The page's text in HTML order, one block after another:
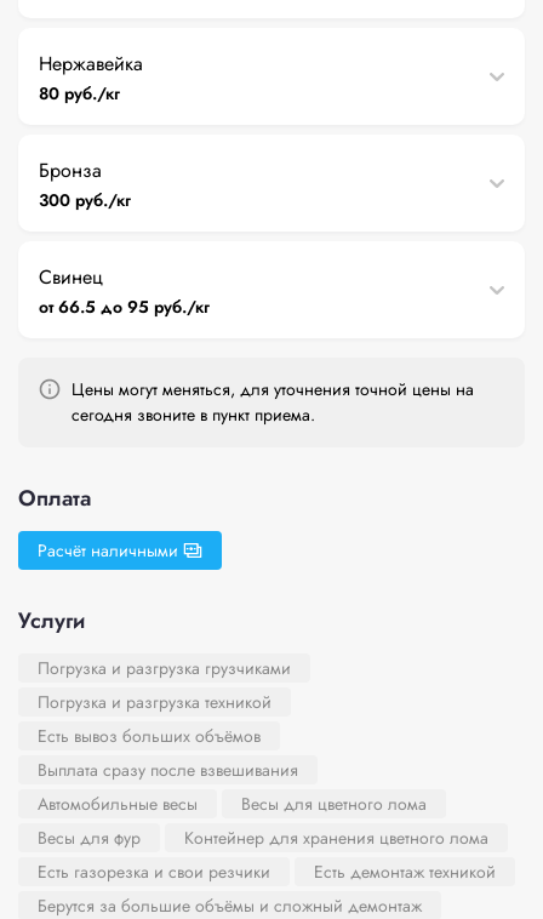
Нержавейка
80 руб./кг
Бронза
300 руб./кг
Свинец
от 66.5 до 95 руб./кг
Цены могут меняться, для уточнения точной цены на
сегодня звоните в пункт приема.
Оплата
Расчёт наличными
Услуги
Погрузка и разгрузка грузчиками
Погрузка и разгрузка техникой
Есть вывоз больших объёмов
Выплата сразу после взвешивания
Автомобильные весы
Весы для цветного лома
Весы для фур
Контейнер для хранения цветного лома
Есть газорезка и свои резчики
Есть демонтаж техникой
Берутся за большие объёмы и сложный демонтаж